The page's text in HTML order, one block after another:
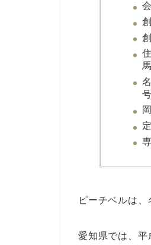
ピーチベルは
愛知県では、平